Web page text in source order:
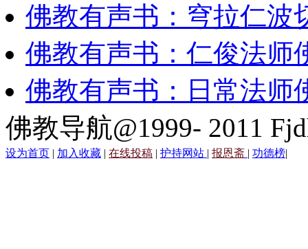
佛教有声书：穹拉仁波
佛教有声书：仁俊法师
佛教有声书：日常法师
佛教导航@1999- 2011
设为首页 | 加入收藏 | 在线投稿 | 护持网站 | 报恩斋 | 功德榜|